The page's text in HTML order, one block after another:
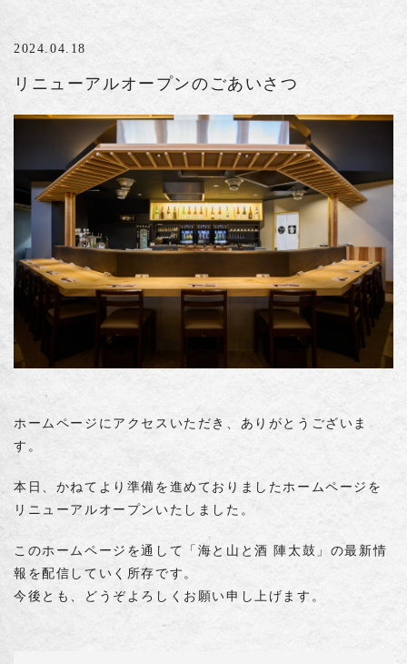
2024.04.18
リニューアルオープンのごあいさつ
ホームページにアクセスいただき、ありがとうございま
す。
本日、かねてより準備を進めておりましたホームページを
リニューアルオープンいたしました。
このホームページを通して「海と山と酒 陣太鼓」の最新情
報を配信していく所存です。
今後とも、どうぞよろしくお願い申し上げます。